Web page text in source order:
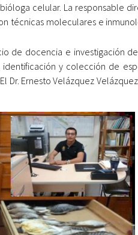
celular. La responsable
técnicas moleculares e
de docencia e investigación
y colección de
Ernesto Velázquez